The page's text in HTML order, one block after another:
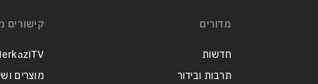
מדורים
חדשות
תרבות ובידור
קישורים
מוצרים